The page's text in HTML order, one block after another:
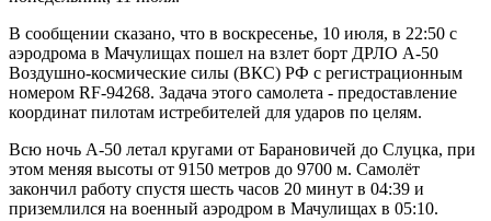
В сообщении сказано, что в воскресенье, 10 июля, в 22:50 с
аэродрома в Мачулищах пошел на взлет борт ДРЛО А-50
Воздушно-космические силы (ВКС) РФ с регистрационным
номером RF-94268. Задача этого самолета - предоставление
координат пилотам истребителей для ударов по целям.
Всю ночь А-50 летал кругами от Барановичей до Слуцка, при
этом меняя высоты от 9150 метров до 9700 м. Самолёт
закончил работу спустя шесть часов 20 минут в 04:39 и
приземлился на военный аэродром в Мачулищах в 05:10.